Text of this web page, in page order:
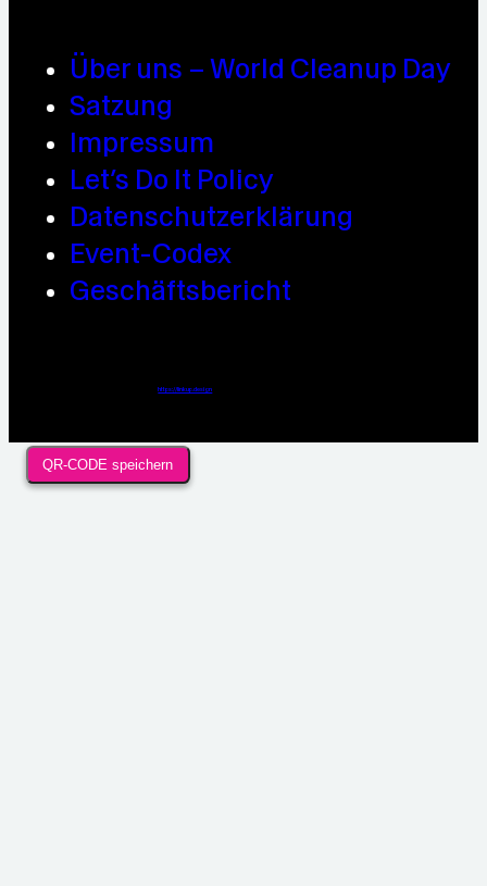
Über uns – World Cleanup Day
Satzung
Impressum
Let’s Do It Policy
Datenschutzerklärung
Event-Codex
Geschäftsbericht
https://linkup.design
QR-CODE speichern